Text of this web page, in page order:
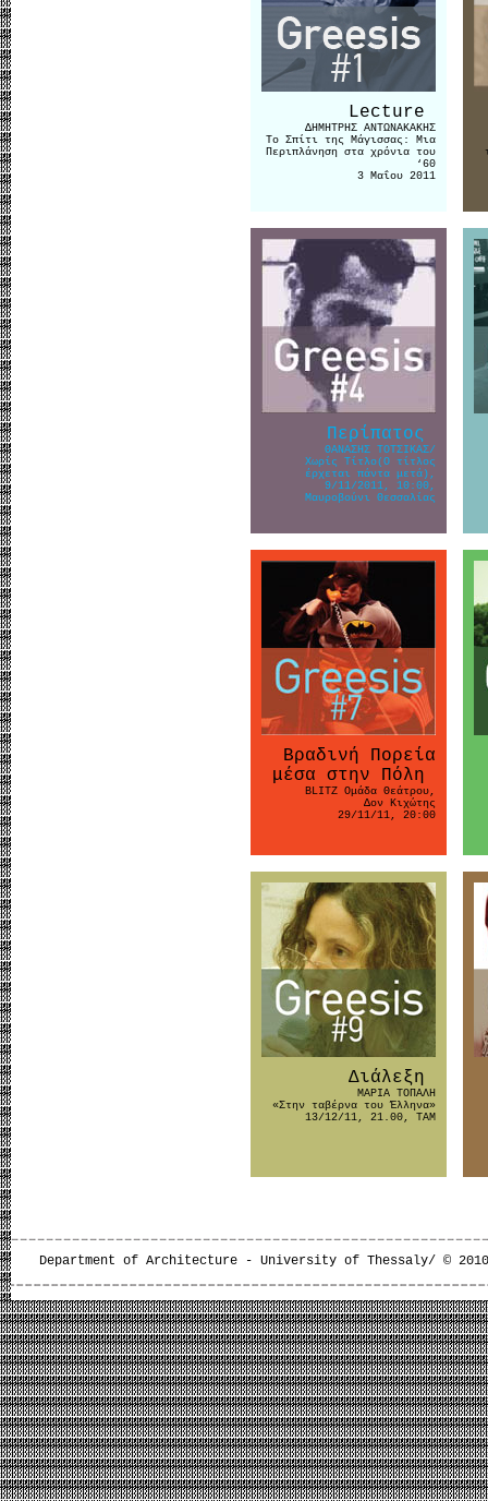
Lecture
ΔΗΜΗΤΡΗΣ ΑΝΤΩΝΑΚΑΚΗΣ
Το Σπίτι της Μάγισσας: Μια
Περιπλάνηση στα χρόνια του
‘60
3 Μαΐου 2011
Περίπατος
ΘΑΝΑΣΗΣ ΤΟΤΣΙΚΑΣ/
Χωρίς Τίτλο(Ο τίτλος
έρχεται πάντα μετά),
9/11/2011, 10:00,
Μαυροβούνι Θεσσαλίας
Βραδινή Πορεία
μέσα στην Πόλη
BLITZ Ομάδα Θεάτρου,
Δον Κιχώτης
29/11/11, 20:00
Διάλεξη
ΜΑΡΙΑ ΤΟΠΑΛΗ
«Στην ταβέρνα του Έλληνα»
13/12/11, 21.00, ΤΑΜ
Department of Architecture - University of Thessaly/ ©